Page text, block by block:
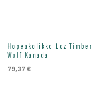
Hopeakolikko 1oz Timber
Wolf Kanada
79,37€